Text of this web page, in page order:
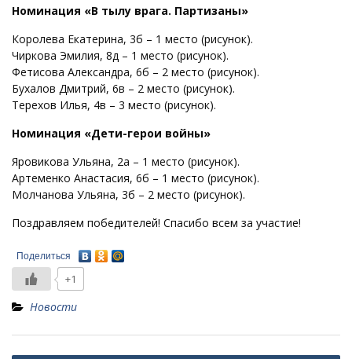
Номинация «В тылу врага. Партизаны»
Королева Екатерина, 3б – 1 место (рисунок).
Чиркова Эмилия, 8д – 1 место (рисунок).
Фетисова Александра, 6б – 2 место (рисунок).
Бухалов Дмитрий, 6в – 2 место (рисунок).
Терехов Илья, 4в – 3 место (рисунок).
Номинация «Дети-герои войны»
Яровикова Ульяна, 2а – 1 место (рисунок).
Артеменко Анастасия, 6б – 1 место (рисунок).
Молчанова Ульяна, 3б – 2 место (рисунок).
Поздравляем победителей! Спасибо всем за участие!
Поделиться
+1
Новости